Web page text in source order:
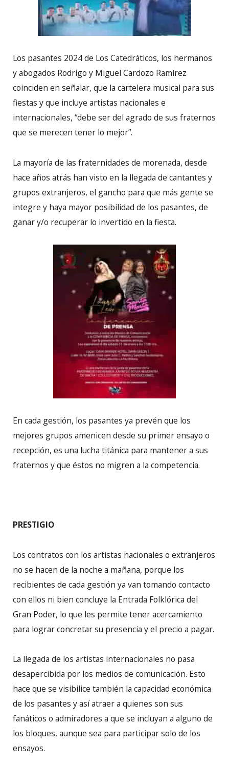
Los pasantes 2024 de Los Catedráticos, los hermanos
y abogados Rodrigo y Miguel Cardozo Ramírez
coinciden en señalar, que la cartelera musical para sus
fiestas y que incluye artistas nacionales e
internacionales, “debe ser del agrado de sus fraternos
que se merecen tener lo mejor”.
La mayoría de las fraternidades de morenada, desde
hace años atrás han visto en la llegada de cantantes y
grupos extranjeros, el gancho para que más gente se
integre y haya mayor posibilidad de los pasantes, de
ganar y/o recuperar lo invertido en la fiesta.
En cada gestión, los pasantes ya prevén que los
mejores grupos amenicen desde su primer ensayo o
recepción, es una lucha titánica para mantener a sus
fraternos y que éstos no migren a la competencia.
PRESTIGIO
Los contratos con los artistas nacionales o extranjeros
no se hacen de la noche a mañana, porque los
recibientes de cada gestión ya van tomando contacto
con ellos ni bien concluye la Entrada Folklórica del
Gran Poder, lo que les permite tener acercamiento
para lograr concretar su presencia y el precio a pagar.
La llegada de los artistas internacionales no pasa
desapercibida por los medios de comunicación. Esto
hace que se visibilice también la capacidad económica
de los pasantes y así atraer a quienes son sus
fanáticos o admiradores a que se incluyan a alguno de
los bloques, aunque sea para participar solo de los
ensayos.